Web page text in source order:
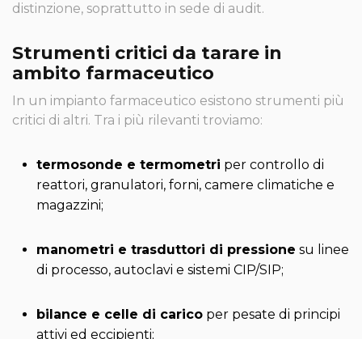
distinzione, soprattutto in sede di audit.
Strumenti critici da tarare in
ambito farmaceutico
In un impianto farmaceutico esistono strumenti più
critici di altri. Tra i più rilevanti troviamo:
termosonde e termometri per controllo di
reattori, granulatori, forni, camere climatiche e
magazzini;
manometri e trasduttori di pressione su linee
di processo, autoclavi e sistemi CIP/SIP;
bilance e celle di carico per pesate di principi
attivi ed eccipienti;